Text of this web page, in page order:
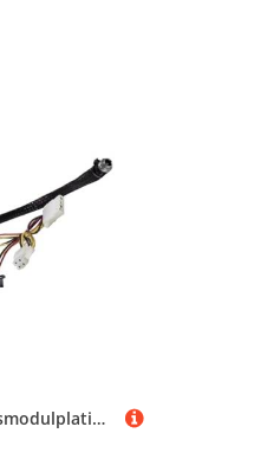
Stromversorgungsmodulplatine für ITX12V Small Power Computings Lösung